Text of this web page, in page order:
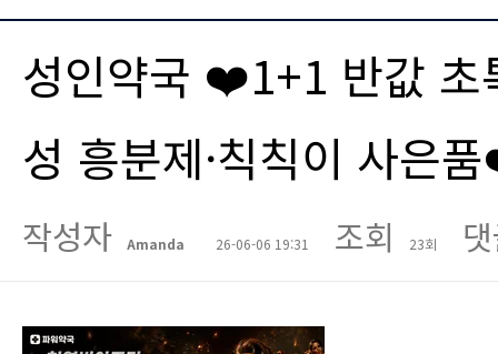
성인약국 ❤️1+1 반값
성 흥분제·칙칙이 사은
작성자 Amanda 26-06-06 19:31 조회 23회